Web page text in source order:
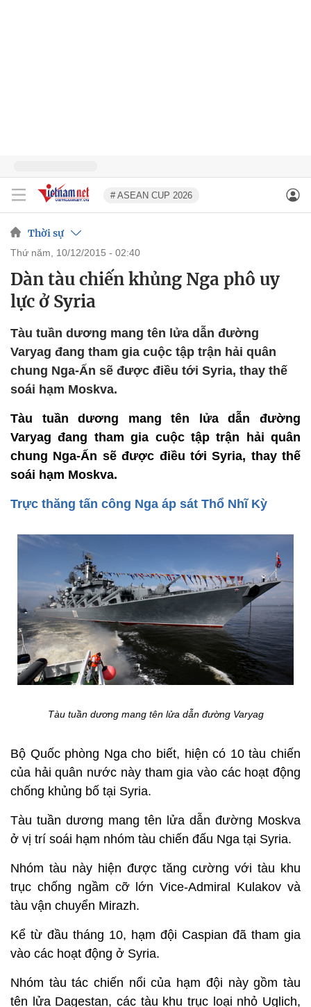
# ASEAN CUP 2026
Thời sự
thứ năm, 10/12/2015 - 02:40
Dàn tàu chiến khủng Nga phô uy
lực ở Syria
Tàu tuần dương mang tên lửa dẫn đường
Varyag đang tham gia cuộc tập trận hải quân
chung Nga-Ấn sẽ được điều tới Syria, thay thế
soái hạm Moskva.
Tàu tuần dương mang tên lửa dẫn đường
Varyag đang tham gia cuộc tập trận hải quân
chung Nga-Ấn sẽ được điều tới Syria, thay thế
soái hạm Moskva.
Trực thăng tấn công Nga áp sát Thổ Nhĩ Kỳ
Tàu tuần dương mang tên lửa dẫn đường Varyag
Bộ Quốc phòng Nga cho biết, hiện có 10 tàu chiến
của hải quân nước này tham gia vào các hoạt động
chống khủng bố tại Syria.
Tàu tuần dương mang tên lửa dẫn đường Moskva
ở vị trí soái hạm nhóm tàu chiến đấu Nga tại Syria.
Nhóm tàu này hiện được tăng cường với tàu khu
trục chống ngầm cỡ lớn Vice-Admiral Kulakov và
tàu vận chuyển Mirazh.
Kể từ đầu tháng 10, hạm đội Caspian đã tham gia
vào các hoạt động ở Syria.
Nhóm tàu tác chiến nổi của hạm đội này gồm tàu
tên lửa Dagestan, các tàu khu trục loại nhỏ Uglich,